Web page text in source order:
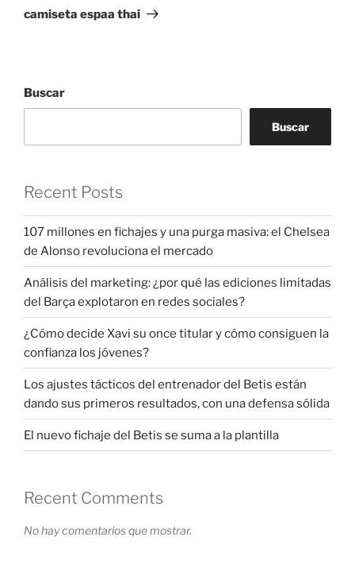
entrada
camiseta espaa thai
Buscar
Buscar
Recent Posts
107 millones en fichajes y una purga masiva: el Chelsea
de Alonso revoluciona el mercado
Análisis del marketing: ¿por qué las ediciones limitadas
del Barça explotaron en redes sociales?
¿Cómo decide Xavi su once titular y cómo consiguen la
confianza los jóvenes?
Los ajustes tácticos del entrenador del Betis están
dando sus primeros resultados, con una defensa sólida
El nuevo fichaje del Betis se suma a la plantilla
Recent Comments
No hay comentarios que mostrar.